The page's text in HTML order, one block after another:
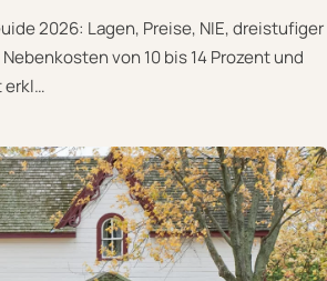
2026: Lagen, Preise, NIE, dreistufiger
von 10 bis 14 Prozent und
erkl…